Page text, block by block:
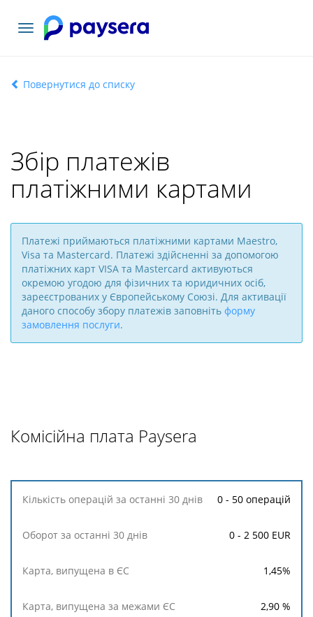
Переключити
навігацію
Повернутися до списку
Збір платежів
платіжними картами
Платежі приймаються платіжними картами Maestro,
Visa та Mastercard. Платежі здійсненні за допомогою
платіжних карт VISA та Mastercard активуються
окремою угодою для фізичних та юридичних осіб,
зареєстрованих у Європейському Союзі. Для активації
даного способу збору платежів заповніть форму
замовлення послуги.
Комісійна плата Paysera
Кількість
останні
днів
Оборот
0 - 50 операцій
0 - 2 500 EUR
1,45%
2,90 %